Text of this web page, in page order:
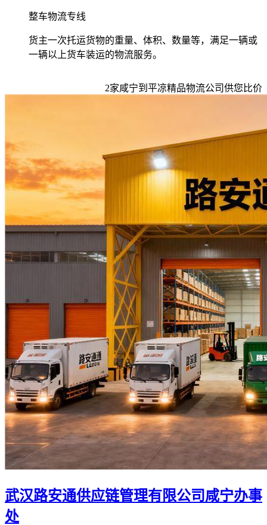
整车物流专线
货主一次托运货物的重量、体积、数量等，满足一辆或
一辆以上货车装运的物流服务。
2家咸宁到平凉精品物流公司供您比价
武汉路安通供应链管理有限公司咸宁办事
处